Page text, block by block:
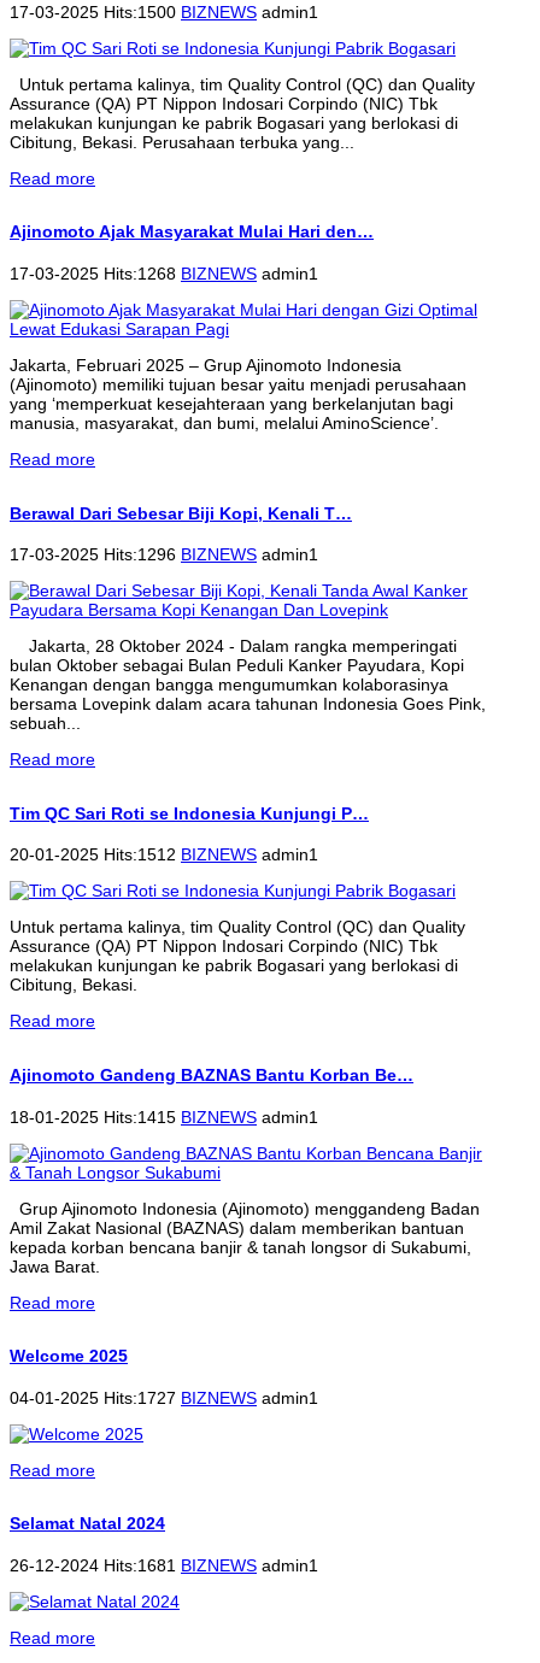
17-03-2025 Hits:1500 BIZNEWS admin1
Untuk pertama kalinya, tim Quality Control (QC) dan Quality
Assurance (QA) PT Nippon Indosari Corpindo (NIC) Tbk
melakukan kunjungan ke pabrik Bogasari yang berlokasi di
Cibitung, Bekasi. Perusahaan terbuka yang...
Read more
Ajinomoto Ajak Masyarakat Mulai Hari den…
17-03-2025 Hits:1268 BIZNEWS admin1
Jakarta, Februari 2025 – Grup Ajinomoto Indonesia
(Ajinomoto) memiliki tujuan besar yaitu menjadi perusahaan
yang ‘memperkuat kesejahteraan yang berkelanjutan bagi
manusia, masyarakat, dan bumi, melalui AminoScience’.
Read more
Berawal Dari Sebesar Biji Kopi, Kenali T…
17-03-2025 Hits:1296 BIZNEWS admin1
Jakarta, 28 Oktober 2024 - Dalam rangka memperingati
bulan Oktober sebagai Bulan Peduli Kanker Payudara, Kopi
Kenangan dengan bangga mengumumkan kolaborasinya
bersama Lovepink dalam acara tahunan Indonesia Goes Pink,
sebuah...
Read more
Tim QC Sari Roti se Indonesia Kunjungi P…
20-01-2025 Hits:1512 BIZNEWS admin1
Untuk pertama kalinya, tim Quality Control (QC) dan Quality
Assurance (QA) PT Nippon Indosari Corpindo (NIC) Tbk
melakukan kunjungan ke pabrik Bogasari yang berlokasi di
Cibitung, Bekasi.
Read more
Ajinomoto Gandeng BAZNAS Bantu Korban Be…
18-01-2025 Hits:1415 BIZNEWS admin1
Grup Ajinomoto Indonesia (Ajinomoto) menggandeng Badan
Amil Zakat Nasional (BAZNAS) dalam memberikan bantuan
kepada korban bencana banjir & tanah longsor di Sukabumi,
Jawa Barat.
Read more
Welcome 2025
04-01-2025 Hits:1727 BIZNEWS admin1
Read more
Selamat Natal 2024
26-12-2024 Hits:1681 BIZNEWS admin1
Read more